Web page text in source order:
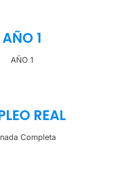
AÑO 1
AÑO 1
REAL
Completa